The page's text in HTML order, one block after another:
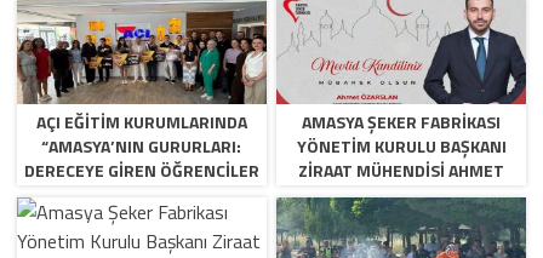
AÇI EĞİTİM KURUMLARINDA
“AMASYA’NIN GURURLARI:
DERECEYE GIREN ÖĞRENCILER
AMASYA ŞEKER FABRIKASI
YÖNETIM KURULU BAŞKANI
ZIRAAT MÜHENDISI AHMET
ÖZARSLAN’IN MEVLID KANDILI
MESAJI